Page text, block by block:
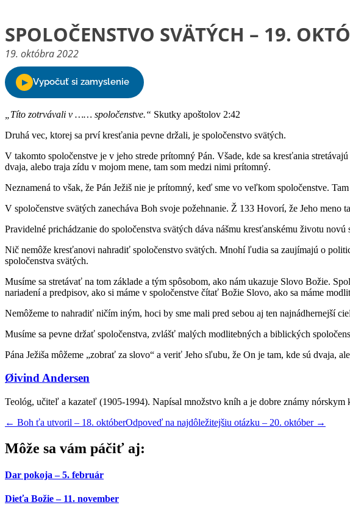
SPOLOČENSTVO SVÄTÝCH – 19.
19. októbra 2022
„Títo zotrvávali v …… spoločenstve.“ Skutky apoštolov 2:42
Druhá vec, ktorej sa prví kresťania pevne držali, je spoločenstvo svätých.
V takomto spoločenstve je v jeho strede prítomný Pán. Všade, kde sa kresťania
dvaja, alebo traja zídu v mojom mene, tam som medzi nimi prítomný.
Neznamená to však, že Pán Ježiš nie je prítomný, keď sme vo veľkom spoločenstve.
V spoločenstve svätých zanecháva Boh svoje požehnanie. Ž 133 Hovorí, že Jeho
Pravidelné prichádzanie do spoločenstva svätých dáva nášmu kresťanskému životu
Nič nemôže kresťanovi nahradiť spoločenstvo svätých. Mnohí ľudia sa zaujímajú o
spoločenstva svätých.
Musíme sa stretávať na tom základe a tým spôsobom, ako nám ukazuje Slovo Božie.
nariadení a predpisov, ako si máme v spoločenstve čítať Božie Slovo, ako sa máme
Nemôžeme to nahradiť ničím iným, hoci by sme mali pred sebou aj ten najnádhernejší
Musíme sa pevne držať spoločenstva, zvlášť malých modlitebných a biblických
Pána Ježiša môžeme „zobrať za slovo“ a veriť Jeho sľubu, že On je tam, kde sú dvaja,
Øivind Andersen
Teológ, učiteľ a kazateľ (1905-1994). Napísal množstvo kníh a je dobre známy nórskym
← Boh ťa utvoril – 18. októberOdpoveď na najdôležitejšiu otázku – 20. október →
Môže sa vám páčiť aj:
Dar pokoja – 5. február
Dieťa Božie – 11. november